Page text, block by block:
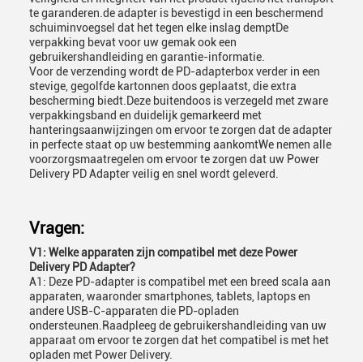
te garanderen.de adapter is bevestigd in een beschermend
schuiminvoegsel dat het tegen elke inslag demptDe
verpakking bevat voor uw gemak ook een
gebruikershandleiding en garantie-informatie.
Voor de verzending wordt de PD-adapterbox verder in een
stevige, gegolfde kartonnen doos geplaatst, die extra
bescherming biedt.Deze buitendoos is verzegeld met zware
verpakkingsband en duidelijk gemarkeerd met
hanteringsaanwijzingen om ervoor te zorgen dat de adapter
in perfecte staat op uw bestemming aankomtWe nemen alle
voorzorgsmaatregelen om ervoor te zorgen dat uw Power
Delivery PD Adapter veilig en snel wordt geleverd.
Vragen:
V1: Welke apparaten zijn compatibel met deze Power
Delivery PD Adapter?
A1: Deze PD-adapter is compatibel met een breed scala aan
apparaten, waaronder smartphones, tablets, laptops en
andere USB-C-apparaten die PD-opladen
ondersteunen.Raadpleeg de gebruikershandleiding van uw
apparaat om ervoor te zorgen dat het compatibel is met het
opladen met Power Delivery.